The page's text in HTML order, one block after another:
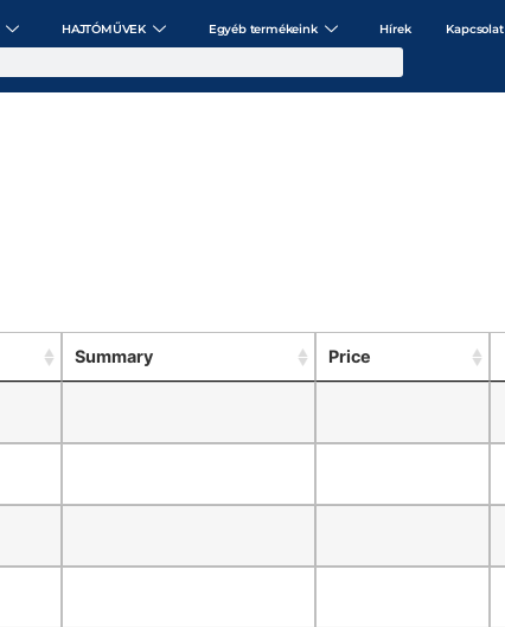
HAJTÓMŰVEK Egyéb termékeink Hírek Kapcsolat
Summary Price